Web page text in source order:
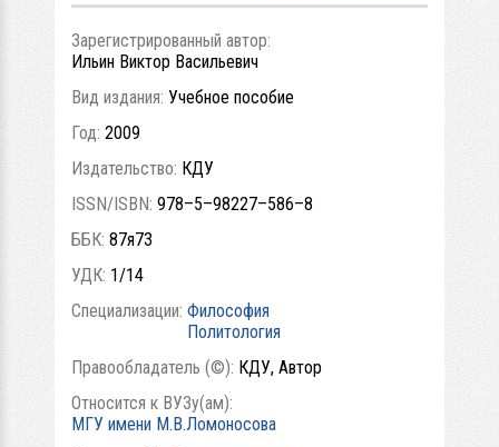
Зарегистрированный автор:
Ильин Виктор Васильевич
Вид издания: Учебное пособие
Год: 2009
Издательство: КДУ
ISSN/ISBN: 978–5–98227–586–8
ББК: 87я73
УДК: 1/14
Специализации: Философия
Политология
Правообладатель (©): КДУ, Автор
Относится к ВУЗу(ам):
МГУ имени М.В.Ломоносова